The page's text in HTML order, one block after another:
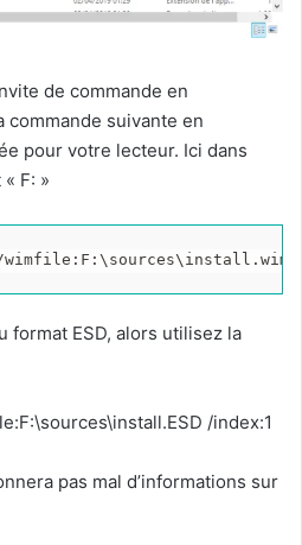
de commande en
commande suivante en
pour votre lecteur. Ici dans
F: »
wimfile:F:\sources\install.wim
format ESD, alors utilisez la
/index:1
pas mal d’informations sur